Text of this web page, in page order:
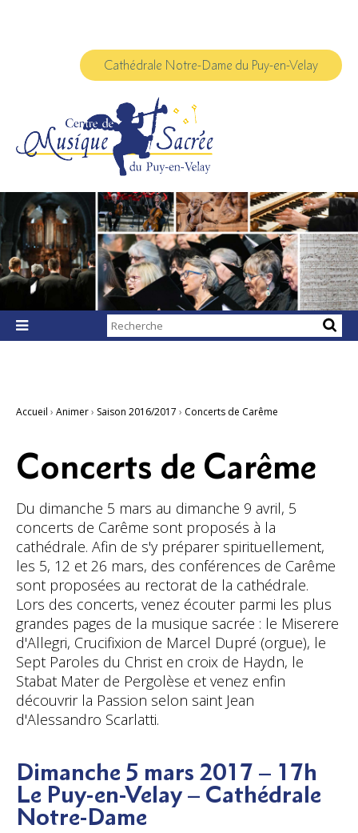
Cathédrale Notre-Dame du Puy-en-Velay

Chercher par
Recherche
Accueil › Animer› Saison 2016/2017 › Concerts de Carême
Concerts de Carême
Du dimanche 5 mars au dimanche 9 avril, 5
concerts de Carême sont proposés à la
cathédrale. Afin de s'y préparer spirituellement,
les 5, 12 et 26 mars, des conférences de Carême
sont proposées au rectorat de la cathédrale.
Lors des concerts, venez écouter parmi les plus
grandes pages de la musique sacrée : le Miserere
d'Allegri, Crucifixion de Marcel Dupré (orgue), le
Sept Paroles du Christ en croix de Haydn, le
Stabat Mater de Pergolèse et venez enfin
découvrir la Passion selon saint Jean
d'Alessandro Scarlatti.
Dimanche 5 mars 2017 – 17h
Le Puy-en-Velay – Cathédrale
Notre-Dame